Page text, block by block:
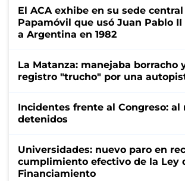
El ACA exhibe en su sede central
Papamóvil que usó Juan Pablo
a Argentina en 1982
La Matanza: manejaba borracho
registro "trucho" por una
Incidentes frente al Congreso: al
detenidos
Universidades: nuevo paro en
cumplimiento efectivo de la Ley
Financiamiento